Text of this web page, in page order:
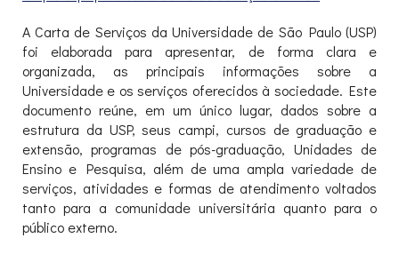
A Carta de Serviços da Universidade de São Paulo (USP)
foi elaborada para apresentar, de forma clara e
organizada, as principais informações sobre a
Universidade e os serviços oferecidos à sociedade. Este
documento reúne, em um único lugar, dados sobre a
estrutura da USP, seus campi, cursos de graduação e
extensão, programas de pós-graduação, Unidades de
Ensino e Pesquisa, além de uma ampla variedade de
serviços, atividades e formas de atendimento voltados
tanto para a comunidade universitária quanto para o
público externo.